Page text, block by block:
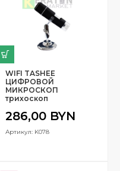
WIFI TASHEE
ЦИФРОВОЙ
МИКРОСКОП
трихоскоп
286,00 BYN
Артикул: K078